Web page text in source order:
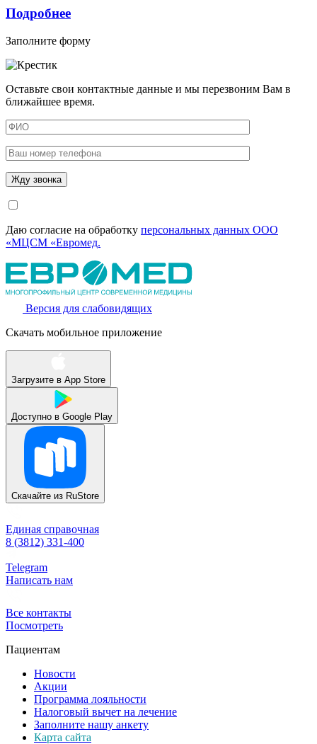
Подробнее
Заполните форму
Оставьте свои контактные данные и мы перезвоним Вам в
ближайшее время.
Даю согласие на обработку персональных данных ООО
«МЦСМ «Евромед.
Версия для слабовидящих
Скачать мобильное приложение
Загрузите в App Store
Доступно в Google Play
Скачайте из RuStore
Единая справочная
8 (3812) 331-400
Telegram
Написать нам
Все контакты
Посмотреть
Пациентам
Новости
Акции
Программа лояльности
Налоговый вычет на лечение
Заполните нашу анкету
Карта сайта